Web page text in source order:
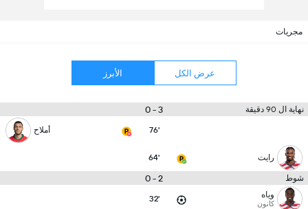
مجريات
عرض الكل الأبرز
نهاية ال 90 دقيقة 3 - 0
76' أملاح
رايت 64'
شوط 2 - 0
وياه
كانون 32'